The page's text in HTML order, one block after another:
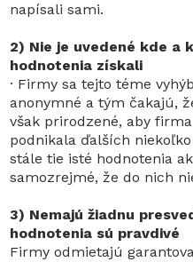
napísali sami.
2) Nie je uvedené kde a
hodnotenia získali
· Firmy sa tejto téme
anonymné a tým čakajú,
však prirodzené, aby
podnikala ďalších
stále tie isté hodnotenia
samozrejmé, že do nich
3) Nemajú žiadnu
hodnotenia sú pravdivé
Firmy odmietajú